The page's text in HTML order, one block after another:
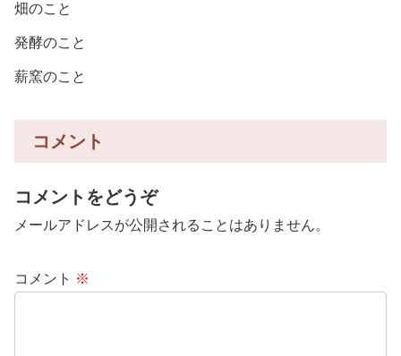
畑のこと
発酵のこと
薪窯のこと
コメント
コメントをどうぞ
メールアドレスが公開されることはありません。
コメント ※